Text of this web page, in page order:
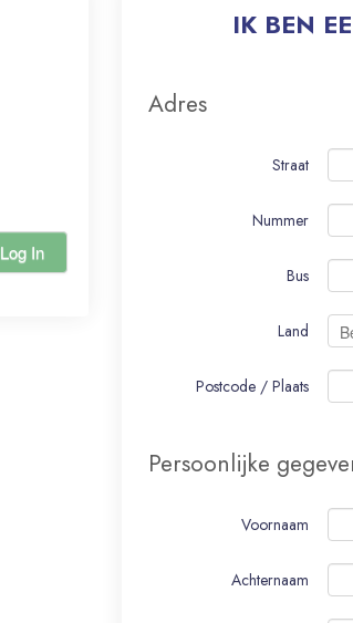
Log In
IK BEN
Adres
Straat
Nummer
Bus
Land
Postcode / Plaats
Persoonlijke
Voornaam
Achternaam